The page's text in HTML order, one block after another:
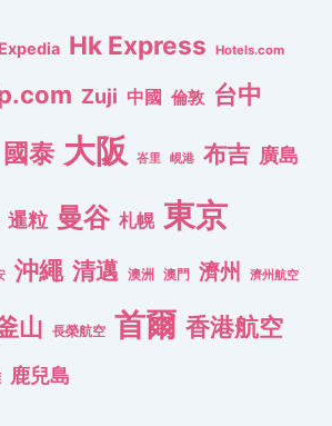
Expedia Hk Express Hotels.com
Zuji 中國 倫敦 台中
國泰 大阪 峇里 峴港 布吉 廣島
暹粒 曼谷 札幌 東京
沖繩 清邁 澳洲 澳門 濟州 濟州航空
山 長榮航空 首爾 香港航空
鹿兒島